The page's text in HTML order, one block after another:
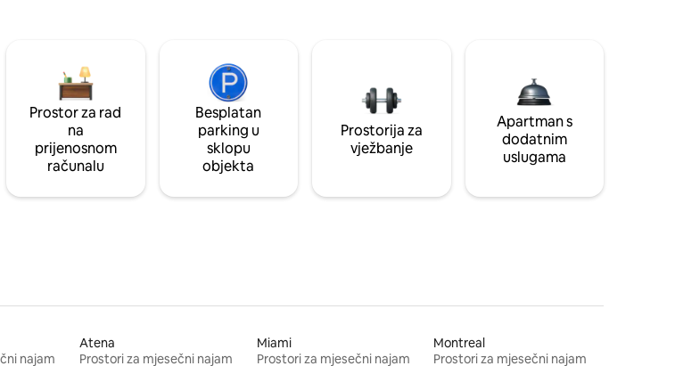
Prostor za rad
na
prijenosnom
računalu
Besplatan
parking u
sklopu
objekta
Prostorija za
vježbanje
Apartman s
dodatnim
uslugama
najam
Atena
Prostori za mjesečni najam
Miami
Prostori za mjesečni najam
Montreal
Prostori za mjesečni najam